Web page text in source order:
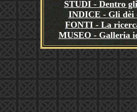
STUDI - Dentro
INDICE - Gli dèi
FONTI - La
MUSEO - Galleria